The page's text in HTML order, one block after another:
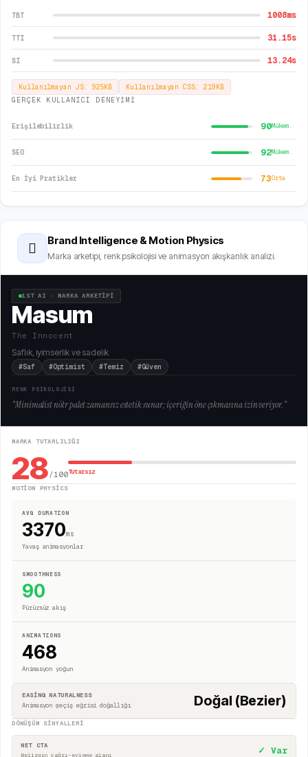
TBT 1008ms
TTI 31.15s
SI 13.24s
Kullanılmayan JS: 925KB Kullanılmayan CSS: 219KB
GERÇEK KULLANICI DENEYİMİ
Erişilebilirlik 90Mükem.
SEO 92Mükem.
En İyi Pratikler 73Orta
🫆 Brand Intelligence & Motion Physics
Marka arketipi, renk psikolojisi ve animasyon akışkanlık analizi.
1ST AI · MARKA ARKETİPİ
Masum
The Innocent
Saflık, iyimserlik ve sadelik
#Saf #Optimist #Temiz #Güven
RENK PSİKOLOJİSİ
"Minimalist nötr palet zamansız estetik sunar; içeriğin öne çıkmasına izin veriyor."
MARKA TUTARLILIĞI
28/100Tutarsız
MOTION PHYSICS
AVG DURATION
3370ms
Yavaş animasyonlar
SMOOTHNESS
90
Pürüzsüz akış
ANIMATIONS
468
Animasyon yoğun
EASING NATURALNESS
Animasyon geçiş eğrisi doğallığı
Doğal (Bezier)
DÖNÜŞÜM SINYALLERI
NET CTA
Belirgin çağrı-eyleme alanı ✓ Var